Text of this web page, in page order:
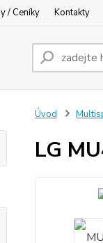
/ Ceníky Kontakty
Úvod
LG